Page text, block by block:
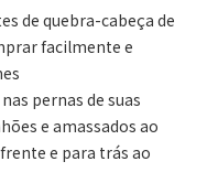
de quebra-cabeça de
facilmente e
pernas de suas
e amassados ao
e para trás ao